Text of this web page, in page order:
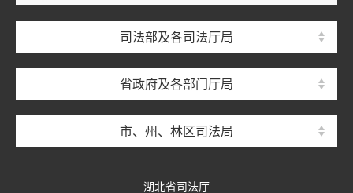
司法部及各司法厅局
省政府及各部门厅局
市、州、林区司法局
湖北省司法厅